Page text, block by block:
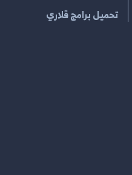
تحميل برامج قلاري